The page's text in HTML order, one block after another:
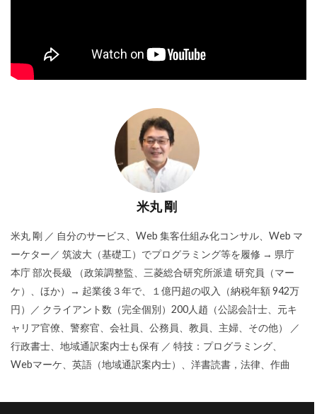
米丸 剛
米丸 剛 ／ 自分のサービス、Web 集客仕組み化コンサル、Web マ
ーケター／ 筑波大（基礎工）でプログラミング等を履修 → 県庁
本庁 部次長級 （政策調整監、三菱総合研究所派遣 研究員（マー
ケ）、ほか）→ 起業後３年で、１億円超の収入（納税年額 942万
円）／ クライアント数（完全個別）200人趙（公認会計士、元キ
ャリア官僚、警察官、会社員、公務員、教員、主婦、その他） ／
行政書士、地域通訳案内士も保有 ／ 特技：プログラミング、
Webマーケ、英語（地域通訳案内士）、洋書読書，法律、作曲